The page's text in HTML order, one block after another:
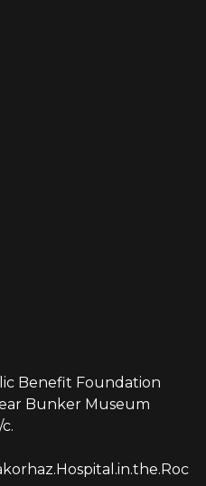
Benefit Foundation
Bunker Museum